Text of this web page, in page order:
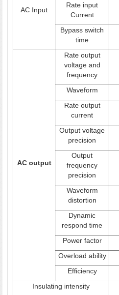
AC Input
Rate input
Current
Bypass switch
time
AC output
Rate output
voltage and
frequency
Waveform
Rate output
current
Output voltage
precision
Output
frequency
precision
Waveform
distortion
Dynamic
respond time
Power factor
Overload ability
Efficiency
Insulating intensity